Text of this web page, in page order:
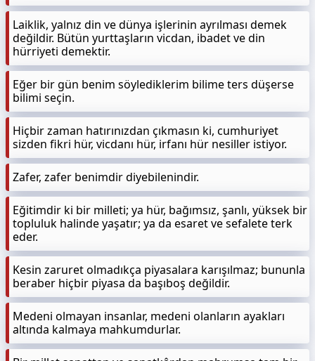
Laiklik, yalnız din ve dünya işlerinin ayrılması demek
değildir. Bütün yurttaşların vicdan, ibadet ve din
hürriyeti demektir.
Eğer bir gün benim söylediklerim bilime ters düşerse
bilimi seçin.
Hiçbir zaman hatırınızdan çıkmasın ki, cumhuriyet
sizden fikri hür, vicdanı hür, irfanı hür nesiller istiyor.
Zafer, zafer benimdir diyebilenindir.
Eğitimdir ki bir milleti; ya hür, bağımsız, şanlı, yüksek bir
topluluk halinde yaşatır; ya da esaret ve sefalete terk
eder.
Kesin zaruret olmadıkça piyasalara karışılmaz; bununla
beraber hiçbir piyasa da başıboş değildir.
Medeni olmayan insanlar, medeni olanların ayakları
altında kalmaya mahkumdurlar.